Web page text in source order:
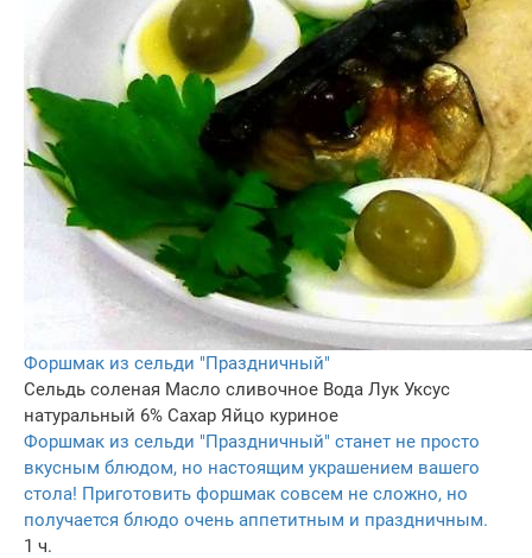
Форшмак из сельди "Праздничный"
Сельдь соленая Масло сливочное Вода Лук Уксус
натуральный 6% Сахар Яйцо куриное
Форшмак из сельди "Праздничный" станет не просто
вкусным блюдом, но настоящим украшением вашего
стола! Приготовить форшмак совсем не сложно, но
получается блюдо очень аппетитным и праздничным.
1 ч.